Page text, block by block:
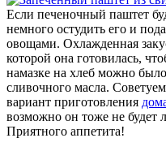
Если печеночный паштет
немного остудить его и
овощами. Охлажденная
которой она готовилась,
намазке на хлеб можно
сливочного масла.
вариант приготовления
возможно он тоже не
Приятного аппетита!